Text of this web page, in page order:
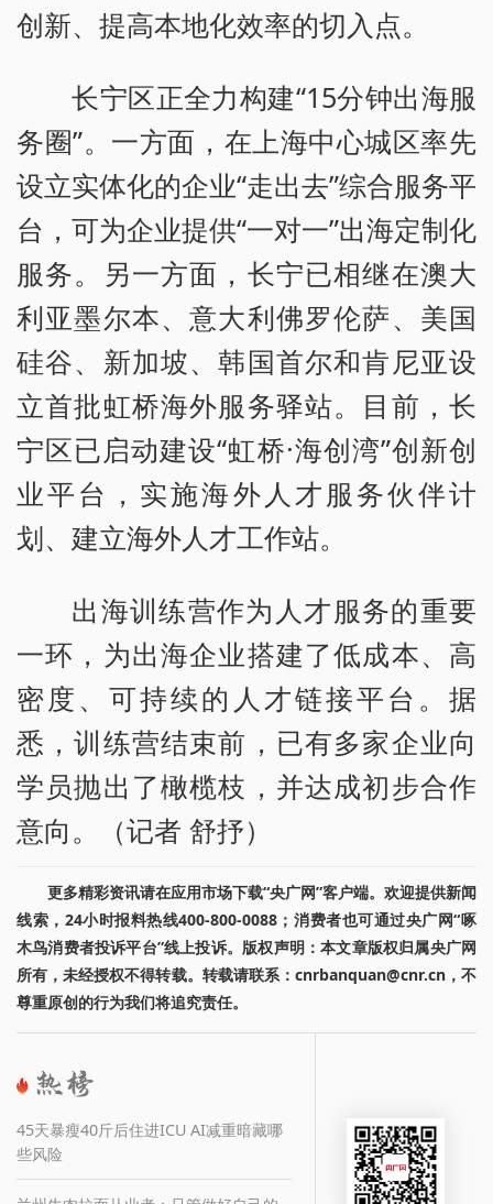
创新、提高本地化效率的切入点。
长宁区正全力构建“15分钟出海服
务圈”。一方面，在上海中心城区率先
设立实体化的企业“走出去”综合服务平
台，可为企业提供“一对一”出海定制化
服务。另一方面，长宁已相继在澳大
利亚墨尔本、意大利佛罗伦萨、美国
硅谷、新加坡、韩国首尔和肯尼亚设
立首批虹桥海外服务驿站。目前，长
宁区已启动建设“虹桥·海创湾”创新创
业平台，实施海外人才服务伙伴计
划、建立海外人才工作站。
出海训练营作为人才服务的重要
一环，为出海企业搭建了低成本、高
密度、可持续的人才链接平台。据
悉，训练营结束前，已有多家企业向
学员抛出了橄榄枝，并达成初步合作
意向。（记者 舒抒）
更多精彩资讯请在应用市场下载“央广网”客户端。欢迎提供新闻
线索，24小时报料热线400-800-0088；消费者也可通过央广网“啄
木鸟消费者投诉平台”线上投诉。版权声明：本文章版权归属央广网
所有，未经授权不得转载。转载请联系：cnrbanquan@cnr.cn，不
尊重原创的行为我们将追究责任。
45天暴瘦40斤后住进ICU AI减重暗藏哪
些风险